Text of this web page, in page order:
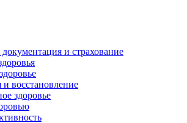
и страхование
и восстановление
здоровье